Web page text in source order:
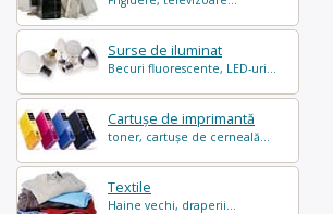
Surse de iluminat
Becuri fluorescente, LED-uri...
Cartușe de imprimantă
toner, cartușe de cerneală...
Textile
Haine vechi, draperii...